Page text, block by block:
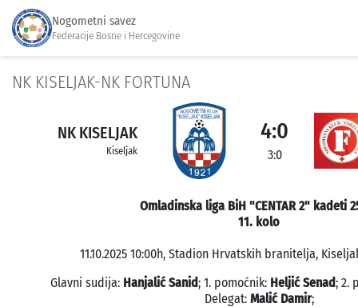
Nogometni savez
Federacije Bosne i Hercegovine
NK KISELJAK-NK FORTUNA
NK KISELJAK
Kiseljak
4:0
3:0
Omladinska liga BiH "CENTAR 2" kadeti
11. kolo
11.10.2025 10:00h, Stadion Hrvatskih branitelja,
Glavni sudija: Hanjalić Sanid; 1. pomoćnik: Heljić Senad; 2.
Delegat: Malić Damir;